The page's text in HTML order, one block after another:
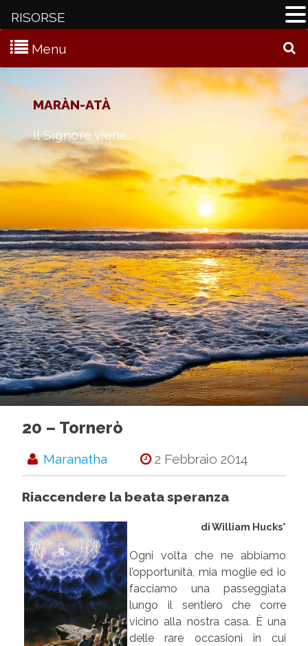
Menu
MARÀN-ATÀ
Il Signore viene…
20 – Tornerò
Maranatha 2 Febbraio 2014
Riaccendere la beata speranza
di William Hucks*
Ogni volta che ne abbiamo
l’opportunità, mia moglie ed io
facciamo una passeggiata
lungo il sentiero che corre
vicino alla nostra casa. È una
delle rare occasioni in cui
RISORSE